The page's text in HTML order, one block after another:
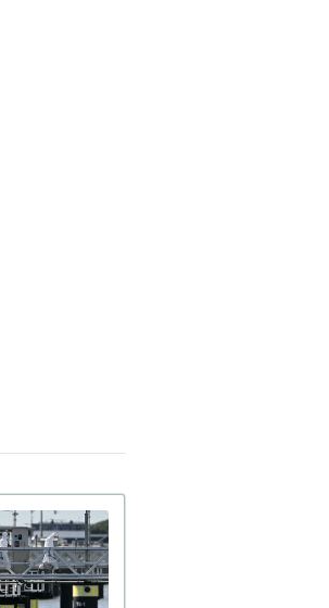
мозг
ведет себя
(видео)